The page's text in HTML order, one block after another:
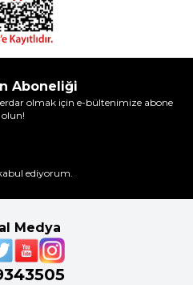
Aboneliği
olmak için e-bültenimize abone
olun!
ediyorum.
Medya